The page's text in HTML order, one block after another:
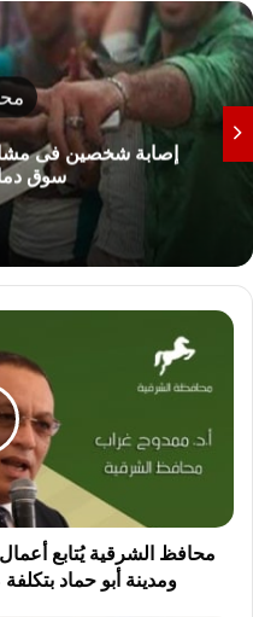
شمال سيناء تحذر من
وتوضح
م
ر
ومدينة أبو حماد بتكلفة 94 مليون و 500 ألف جنيه